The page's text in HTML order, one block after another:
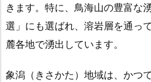
きます。特に、鳥海山の豊富な
選」にも選ばれ、溶岩層を通っ
麓各地で湧出しています。
象潟（きさかた）地域は、かつ